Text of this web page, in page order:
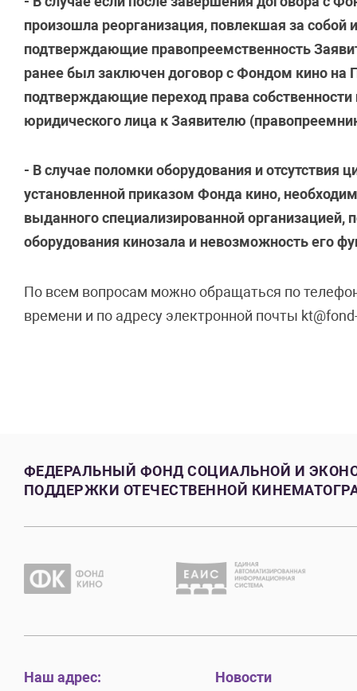
произошла реорганизация, повлекшая за
подтверждающие правопреемственность
ранее был заключен договор с Фондом кино на
подтверждающие переход права собственности
юридического лица к Заявителю
- В случае поломки оборудования и отсутствия
установленной приказом Фонда кино,
выданного специализированной
оборудования кинозала и невозможность его
По всем вопросам можно обращаться по
времени и по адресу электронной почты
ФЕДЕРАЛЬНЫЙ ФОНД СОЦИАЛЬНОЙ И
ПОДДЕРЖКИ ОТЕЧЕСТВЕННОЙ
Наш адрес:
Новости